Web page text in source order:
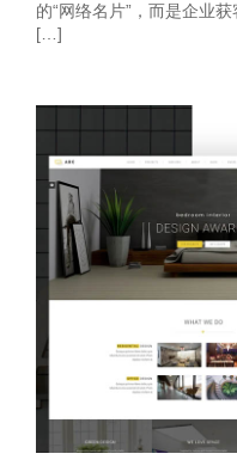
的“网络名片”，而是企业
[…]